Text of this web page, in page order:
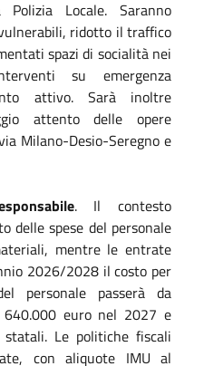
Locale. Saranno
ridotto il traffico
spazi di socialità nei
su emergenza
attivo. Sarà inoltre
attento delle opere
Milano-Desio-Seregno e
. Il contesto
delle spese del personale
mentre le entrate
2026/2028 il costo per
personale passerà da
euro nel 2027 e
Le politiche fiscali
con aliquote IMU al